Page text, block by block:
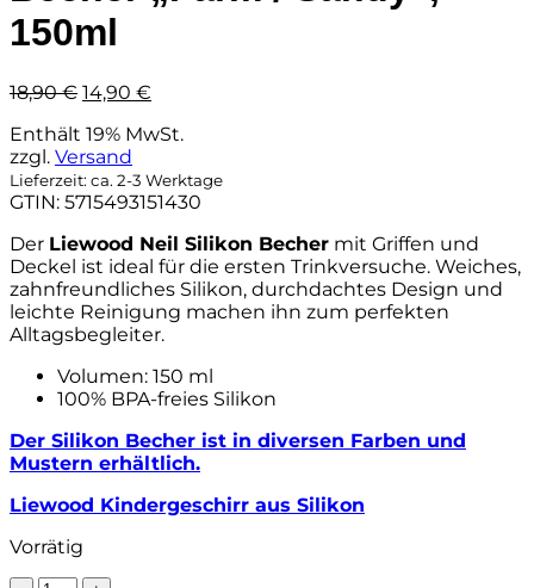
150ml
18,90€ Ursprünglicher
war:
18,90 €
14,90 €
ist:
Enthält 19% MwSt.
zzgl. Versand
Lieferzeit: ca. 2-3 Werktage
GTIN: 5715493151430
Der Liewood Neil Silikon Becher mit Griffen und
Deckel ist ideal für die ersten Trinkversuche. Weiches,
zahnfreundliches Silikon, durchdachtes Design und
leichte Reinigung machen ihn zum perfekten
Alltagsbegleiter.
Volumen: 150 ml
100% BPA-freies Silikon
Der Silikon Becher ist in diversen Farben und
Mustern erhältlich.
Liewood Kindergeschirr aus Silikon
Vorrätig